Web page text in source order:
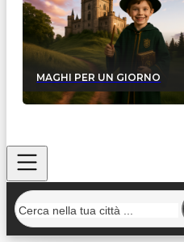
MAGHI PER UN GIORNO